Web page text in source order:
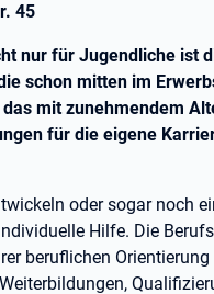
45
nur für Jugendliche ist
schon mitten im
mit zunehmendem
für die eigene
oder sogar noch
Hilfe. Die
beruflichen